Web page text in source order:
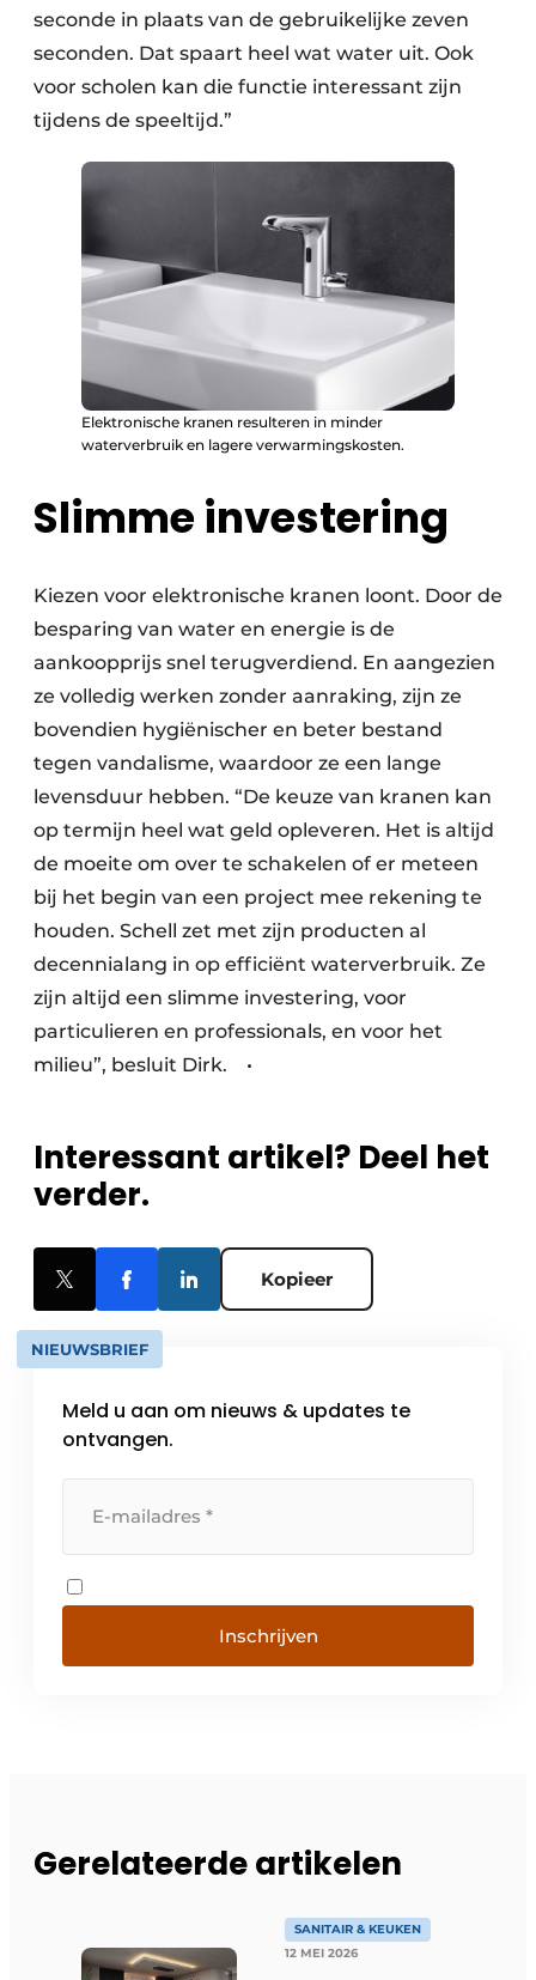
seconde in plaats van de gebruikelijke zeven
seconden. Dat spaart heel wat water uit. Ook
voor scholen kan die functie interessant zijn
tijdens de speeltijd.”
Elektronische kranen resulteren in minder
waterverbruik en lagere verwarmingskosten.
Slimme investering
Kiezen voor elektronische kranen loont. Door de
besparing van water en energie is de
aankoopprijs snel terugverdiend. En aangezien
ze volledig werken zonder aanraking, zijn ze
bovendien hygiënischer en beter bestand
tegen vandalisme, waardoor ze een lange
levensduur hebben. “De keuze van kranen kan
op termijn heel wat geld opleveren. Het is altijd
de moeite om over te schakelen of er meteen
bij het begin van een project mee rekening te
houden. Schell zet met zijn producten al
decennialang in op efficiënt waterverbruik. Ze
zijn altijd een slimme investering, voor
particulieren en professionals, en voor het
milieu”, besluit Dirk. •
Interessant artikel? Deel het
verder.
Kopieer
NIEUWSBRIEF
Meld u aan om nieuws & updates te
ontvangen.
Inschrijven
Gerelateerde artikelen
SANITAIR & KEUKEN
12 MEI 2026